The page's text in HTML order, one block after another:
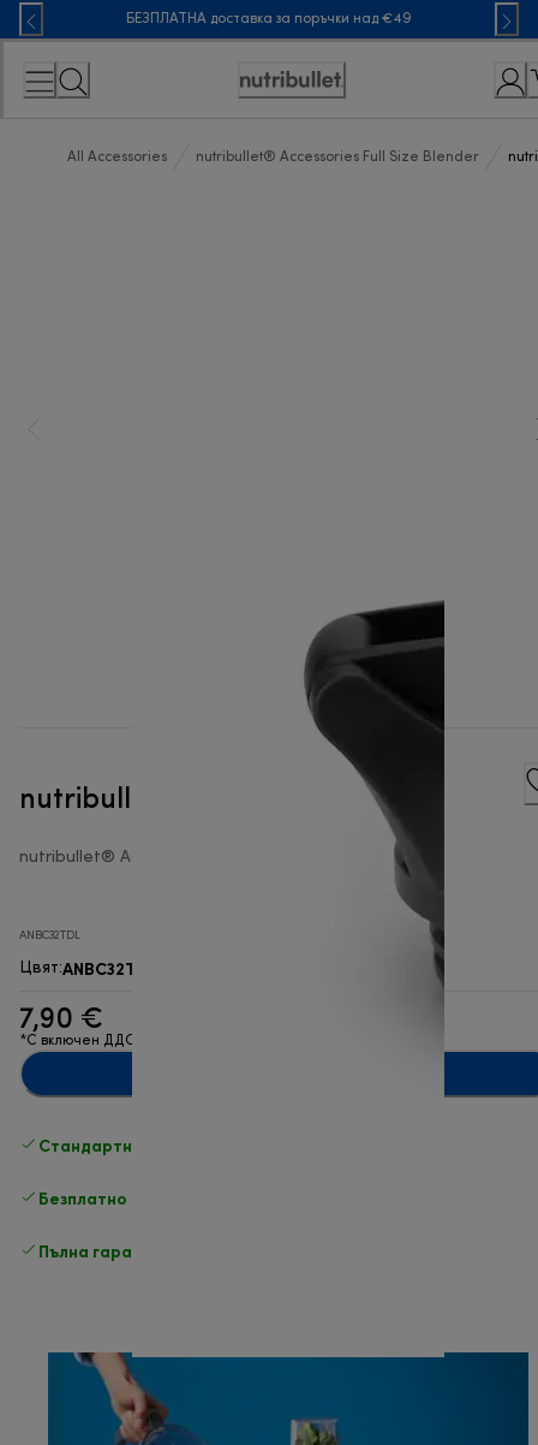
Skip
to
Content
БЕЗПЛАТНА доставка за поръчки над €49
Accessibility
All Accessories nutribullet® Accessories Full Size Blender
nutribullet® капак за из път
nutribullet® Accessories Full Size Blender
ANBC32TDL
Цвят:ANBC32TDL
7,90 €
*С включен ДДС
Стандартна безплатна доставка
Безплатно връщане
Пълна гаранция от производителя